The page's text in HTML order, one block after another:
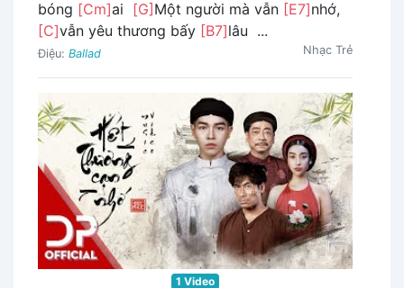
bóng [Cm]ai [G]Một người mà vẫn [E7]nhớ,
[C]vẫn yêu thương bấy [B7]lâu ...
Điệu: Ballad Nhạc Trẻ
1 Video